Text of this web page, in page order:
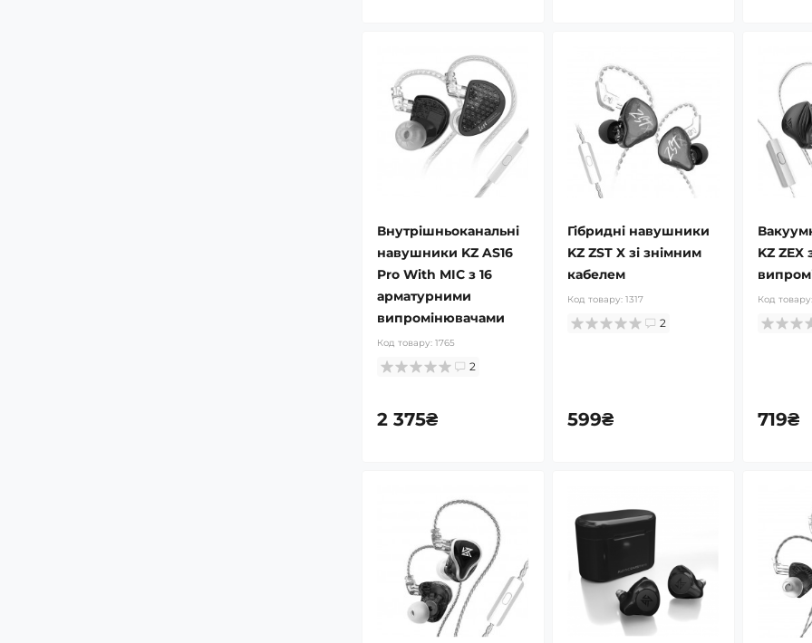
Внутрішньоканальні
навушники KZ AS16
Pro With MIC з 16
арматурними
випромінювачами
Код товару: 1765
2
2 375₴
Гібридні навушники
KZ ZST X зі знімним
кабелем
Код товару: 1317
2
599₴
KZ ZEX
Код
719₴